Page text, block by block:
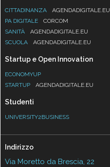
CITTADINANZA
AGENDADIGITALE.EU
PA DIGITALE
CORCOM
SANITÀ
AGENDADIGITALE.EU
SCUOLA
AGENDADIGITALE.EU
Startup e Open Innovation
ECONOMYUP
STARTUP
AGENDADIGITALE.EU
Studenti
UNIVERSITY2BUSINESS
Indirizzo
Via Moretto da Brescia, 22